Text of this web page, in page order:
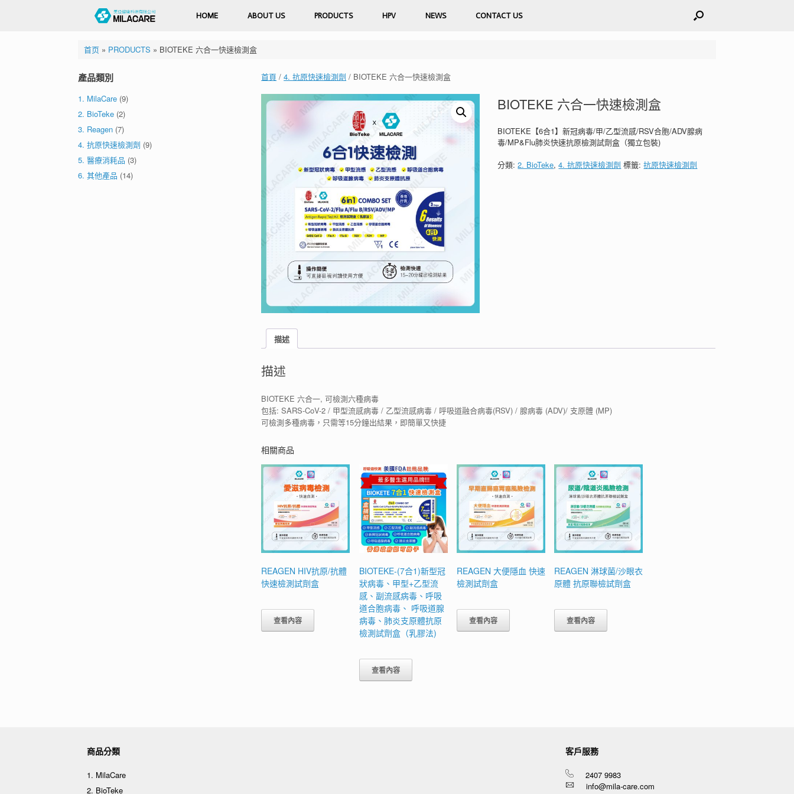
HOME ABOUT US PRODUCTS HPV NEWS CONTACT US
首页» PRODUCTS » BIOTEKE 六合一快速檢測盒
首頁 /4. 抗原快速檢測劑 / BIOTEKE 六合一快速檢測盒
BIOTEKE 六合一快速檢測盒
BIOTEKE【6合1】新冠病毒/甲/⼄型流感/RSV合胞/ADV腺病
毒/MP&Flu肺炎快速抗原檢測試劑盒（獨立包裝)
分類:2. BioTeke,4. 抗原快速檢測劑 標籤:抗原快速檢測劑
描述
描述
BIOTEKE 六合一, 可檢測六種病毒
包括: SARS-CoV-2 / 甲型流感病毒 / 乙型流感病毒 / 呼吸道融合病毒(RSV) / 腺病毒 (ADV)/ 支原體 (MP)
可檢測多種病毒，只需等15分鐘出結果，即簡單又快捷
相關商品
REAGEN HIV抗原/抗體
快速檢測試劑盒
查看內容
BIOTEKE-(7合1)新型冠
狀病毒、甲型+乙型流
感、副流感病毒、呼吸
道合胞病毒、 呼吸道腺
病毒、肺炎支原體抗原
檢測試劑盒（乳膠法)
查看內容
REAGEN 大便隱血 快速
檢測試劑盒
查看內容
REAGEN 淋球菌/沙眼衣
原體 抗原聯檢試劑盒
查看內容
產品類別
1. MilaCare (9)
2. BioTeke (2)
3. Reagen (7)
4. 抗原快速檢測劑 (9)
5. 醫療消耗品 (3)
6. 其他產品 (14)
商品分類
1. MilaCare
2. BioTeke
客戶服務
2407 9983
info@mila-care.com